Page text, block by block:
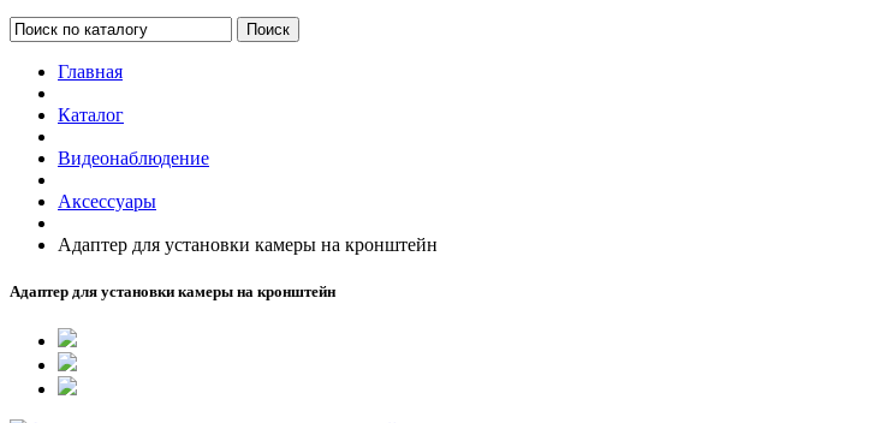
Поиск
Главная
Каталог
Видеонаблюдение
Аксессуары
Адаптер для установки камеры на кронштейн
Адаптер для установки камеры на кронштейн